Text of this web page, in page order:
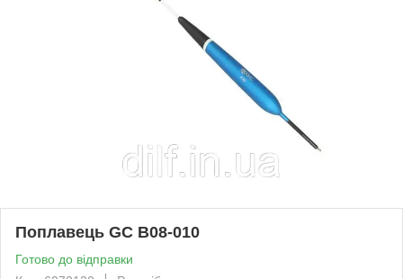
Поплавець GC B08-010
Готово до відправки